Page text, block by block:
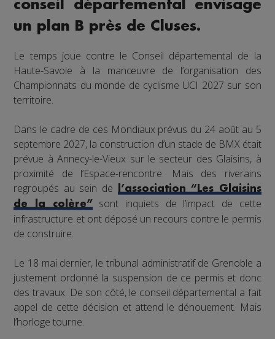
conseil départemental envisage
un plan B près de Cluses.
Le temps joue contre le Conseil départemental de la
Haute-Savoie à la manœuvre de l’organisation des
Championnats du monde de cyclisme UCI 2027 sur son
territoire.
Dans le cadre de ces Mondiaux prévus du 24 août au 5
septembre 2027, la construction d’un stade de BMX était
prévue à Annecy-le-Vieux sur le secteur des Glaisins, à
proximité de l’Espace-rencontre. Mais des riverains
regroupés au sein de
l’association “Les Glaisins
de la colère”sont inquiets de l’impact de cette
infrastructure et ont déposé un recours contre le permis
de construire.
Le 18 mai dernier, le tribunal administratif de Grenoble a
justement ordonné la suspension de ce permis et donc
des travaux. De son côté, le conseil départemental a fait
appel de cette décision et attend le dénouement. Mais
l’horloge tourne.